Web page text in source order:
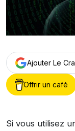
Ajouter Le
Offrir un café
Si vous utilisez